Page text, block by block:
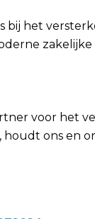
bij het
zakelijke
voor het
houdt ons en